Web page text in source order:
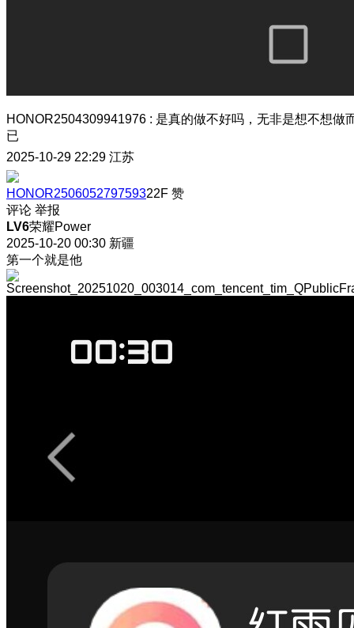
HONOR2504309941976 : 是真的做不好吗，无非是想不想做
已
2025-10-29 22:29 江苏
HONOR250605279759322F 赞
评论 举报
LV6荣耀Power
2025-10-20 00:30 新疆
第一个就是他